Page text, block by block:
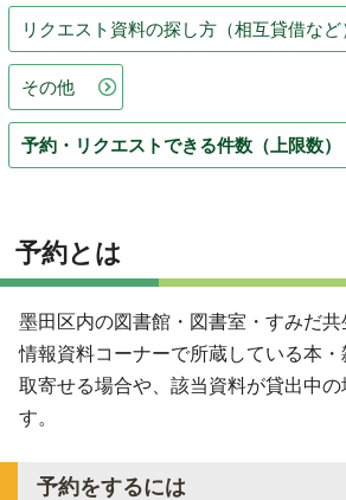
リクエスト資料の探し方（相互貸借など
その他
予約・リクエストできる件数（上限数）
予約とは
墨田区内の図書館・図書室・すみだ
情報資料コーナーで所蔵している本
取寄せる場合や、該当資料が貸出中の
す。
予約をするには